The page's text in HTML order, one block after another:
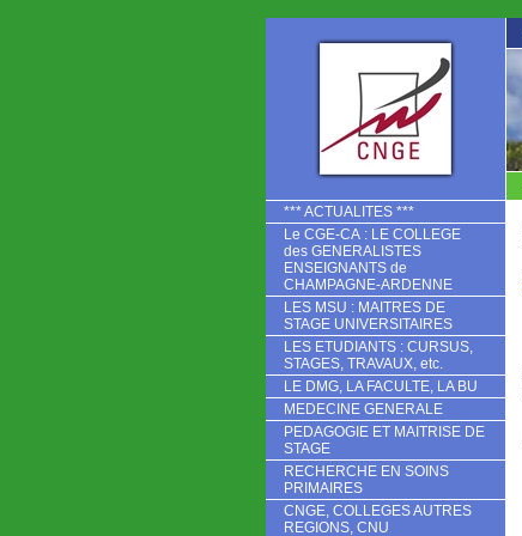
CNGE
*** ACTUALITES ***
Le CGE-CA : LE COLLEGE
des GENERALISTES
ENSEIGNANTS de
CHAMPAGNE-ARDENNE
LES MSU : MAITRES DE
STAGE UNIVERSITAIRES
LES ETUDIANTS : CURSUS,
STAGES, TRAVAUX, etc.
LE DMG, LA FACULTE, LA BU
MEDECINE GENERALE
PEDAGOGIE ET MAITRISE DE
STAGE
RECHERCHE EN SOINS
PRIMAIRES
CNGE, COLLEGES AUTRES
REGIONS, CNU